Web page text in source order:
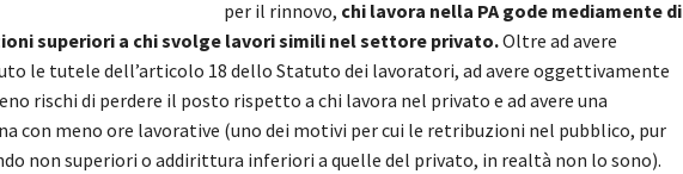
per il rinnovo, chi lavora nella PA gode mediamente di
superiori a chi svolge lavori simili nel settore privato.Oltre ad avere
le tutele dell’articolo 18 dello Statuto dei lavoratori, ad avere oggettivamente
rischi di perdere il posto rispetto a chi lavora nel privato e ad avere una
con meno ore lavorative (uno dei motivi per cui le retribuzioni nel pubblico, pur
non superiori o addirittura inferiori a quelle del privato, in realtà non lo sono).